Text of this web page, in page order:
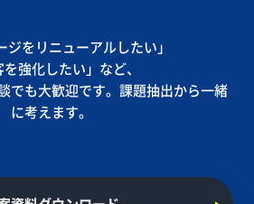
ジをリニューアルしたい」
を強化したい」など、
でも大歓迎です。課題抽出から一緒
に考えます。